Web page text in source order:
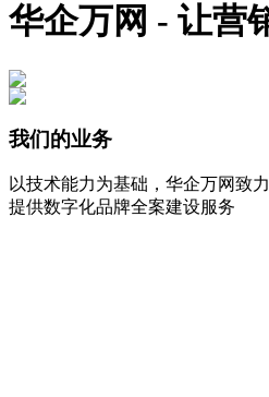
华企万网 - 让营
我们的业务
以技术能力为基础，华企万网致
提供数字化品牌全案建设服务